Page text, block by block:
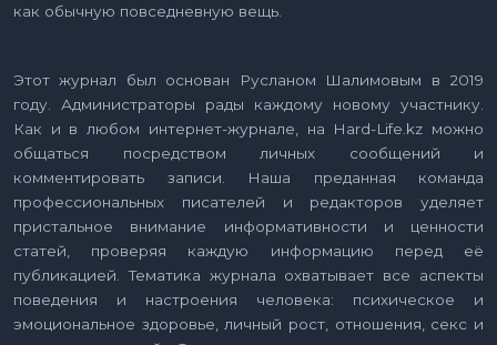
как обычную повседневную вещь.
Этот журнал был основан Русланом Шалимовым в 2019
году. Администраторы рады каждому новому участнику.
Как и в любом интернет-журнале, на Hard-Life.kz можно
общаться посредством личных сообщений и
комментировать записи. Наша преданная команда
профессиональных писателей и редакторов уделяет
пристальное внимание информативности и ценности
статей, проверяя каждую информацию перед её
публикацией. Тематика журнала охватывает все аспекты
поведения и настроения человека: психическое и
эмоциональное здоровье, личный рост, отношения, секс и